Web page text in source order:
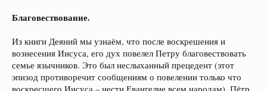
Благовествование.
Из книги Деяний мы узнаём, что после воскрешения и
вознесения Иисуса, его дух повелел Петру благовествовать
семье язычников. Это был неслыханный прецедент (этот
эпизод противоречит сообщениям о повелении только что